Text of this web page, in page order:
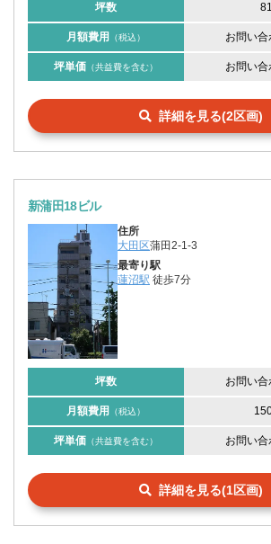
坪数
月額費用 （税込） お問い
坪単価 （共益費を含む） お問い
詳細を見る(2区画)
新蒲田18ビル
住所
大田区蒲田2-1-3
最寄り駅
蓮沼駅 徒歩7分
坪数 お問い
月額費用 （税込）
坪単価 （共益費を含む） お問い
詳細を見る(1区画)